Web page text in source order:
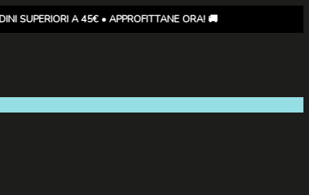
A 45€ • APPROFITTANE ORA! 🚚